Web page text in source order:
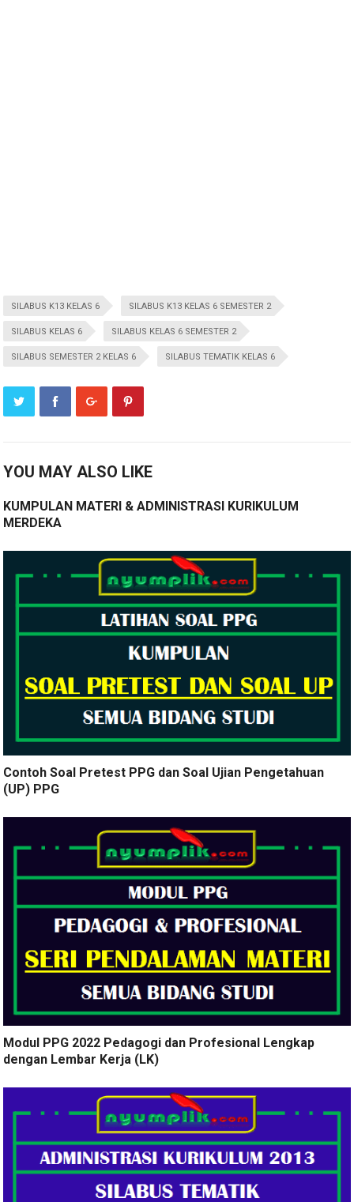
SILABUS K13 KELAS 6 SILABUS K13 KELAS 6 SEMESTER 2
SILABUS KELAS 6 SILABUS KELAS 6 SEMESTER 2
SILABUS SEMESTER 2 KELAS 6 SILABUS TEMATIK KELAS 6
YOU MAY ALSO LIKE
KUMPULAN MATERI & ADMINISTRASI KURIKULUM
MERDEKA
Contoh Soal Pretest PPG dan Soal Ujian Pengetahuan
(UP) PPG
Modul PPG 2022 Pedagogi dan Profesional Lengkap
dengan Lembar Kerja (LK)